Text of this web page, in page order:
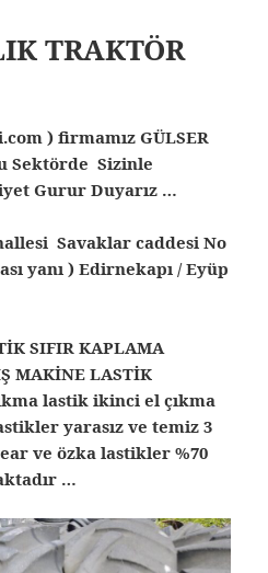
TRAKTÖR
) firmamız GÜLSER
Sektörde Sizinle
Gurur Duyarız …
Savaklar caddesi No
yanı ) Edirnekapı / Eyüp
SIFIR KAPLAMA
MAKİNE LASTİK
lastik ikinci el çıkma
yarasız ve temiz 3
ve özka lastikler %70
…